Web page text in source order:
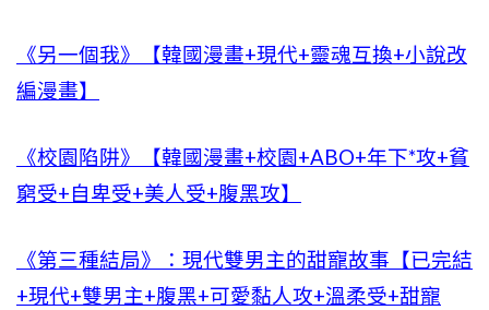
《另一個我》【韓國漫畫+現代+靈魂互換+小說改
編漫畫】
《校園陷阱》【韓國漫畫+校園+ABO+年下*攻+貧
窮受+自卑受+美人受+腹黑攻】
《第三種結局》：現代雙男主的甜寵故事【已完結
+現代+雙男主+腹黑+可愛黏人攻+溫柔受+甜寵